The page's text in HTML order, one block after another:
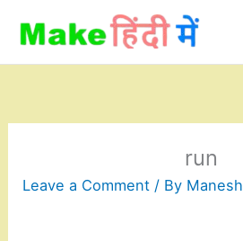
content
run
Leave a Comment / By Manesh